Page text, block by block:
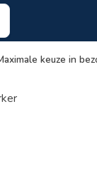
keuze in